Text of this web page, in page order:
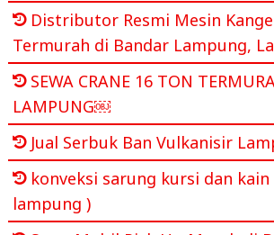
Distributor Resmi Mesin
Termurah di Bandar Lampung,
SEWA CRANE 16 TON
LAMPUNG￼
Jual Serbuk Ban Vulkanisir
konveksi sarung kursi dan
lampung )